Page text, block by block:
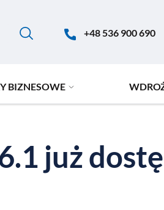
+48 536 900 690
BIZNESOWE
już